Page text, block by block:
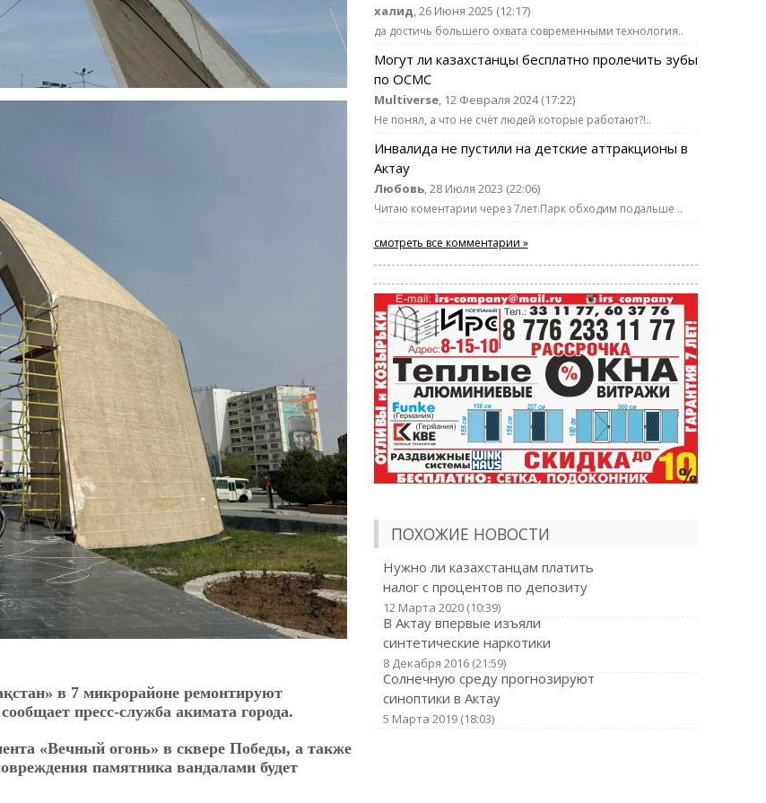
в 7 микрорайоне ремонтируют
пресс-служба акимата города.
«Вечный огонь» в сквере Победы, а также
памятника вандалами будет
халид, 26 Июня 2025 (12:17)
да достичь большего охвата современными технология..
Могут ли казахстанцы бесплатно пролечить зубы
по ОСМС
Multiverse, 12 Февраля 2024 (17:22)
Не понял, а что не счёт людей которые работают?!..
Инвалида не пустили на детские аттракционы в
Актау
Любовь, 28 Июля 2023 (22:06)
Читаю коментарии через 7лет.Парк обходим подальше ..
смотреть все комментарии »
ПОХОЖИЕ НОВОСТИ
Нужно ли казахстанцам платить
налог с процентов по депозиту
12 Марта 2020 (10:39)
В Актау впервые изъяли
синтетические наркотики
8 Декабря 2016 (21:59)
Солнечную среду прогнозируют
синоптики в Актау
5 Марта 2019 (18:03)